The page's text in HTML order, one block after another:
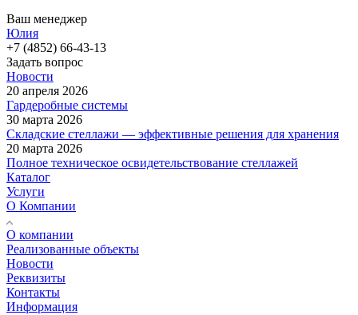
Ваш менеджер
Юлия
+7 (4852) 66-43-13
Задать вопрос
Новости
20 апреля 2026
Гардеробные системы
30 марта 2026
Складские стеллажи — эффективные решения для хранения
20 марта 2026
Полное техническое освидетельствование стеллажей
Каталог
Услуги
О Компании
О компании
Реализованные объекты
Новости
Реквизиты
Контакты
Информация